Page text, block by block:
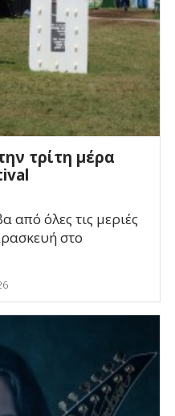
τρίτη μέρα
από όλες τις μεριές
στο